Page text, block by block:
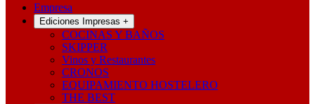
Empresa
Ediciones Impresas +
COCINAS Y BAÑOS
SKIPPER
Vinos y Restaurantes
CRONOS
EQUIPAMIENTO HOSTELERO
THE BEST